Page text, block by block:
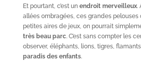
Et pourtant, c’est un endroit merveilleux.
allées ombragées, ces grandes
petites aires de jeux, on pourrait
très beau parc. C’est sans compter les
observer, éléphants, lions, tigres,
paradis des enfants.